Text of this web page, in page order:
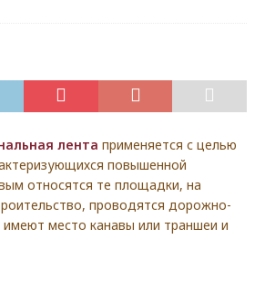
лента применяется с целью
повышенной
относятся те площадки, на
проводятся дорожно-
место канавы или траншеи и